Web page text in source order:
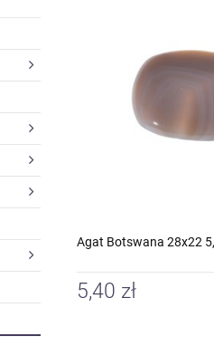
Agat Botswana 28x22
5,40 zł